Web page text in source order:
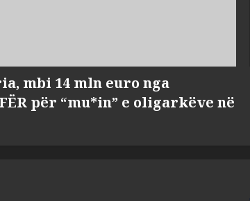
mbi 14 mln euro nga
për “mu*in” e oligarkëve në